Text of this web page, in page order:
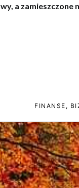
a
FINANSE,